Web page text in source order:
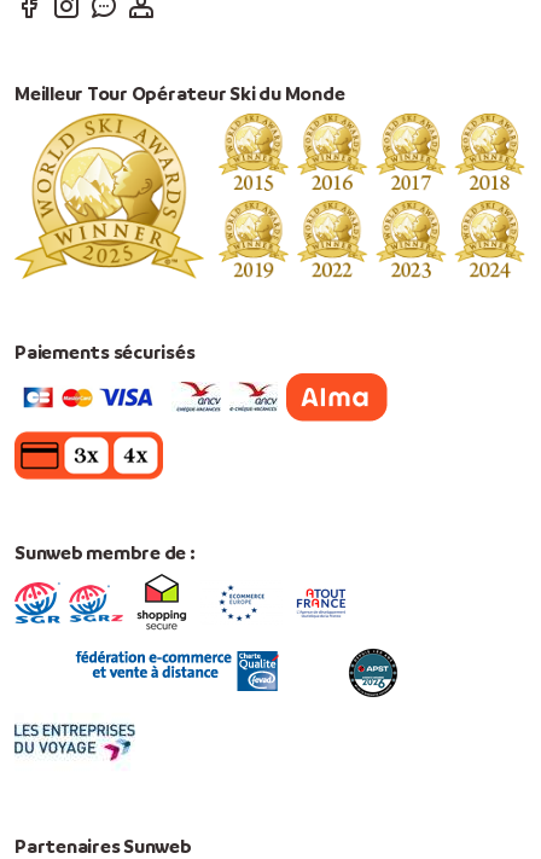
Meilleur Tour Opérateur Ski du Monde
Paiements sécurisés
Sunweb membre de :
Partenaires Sunweb